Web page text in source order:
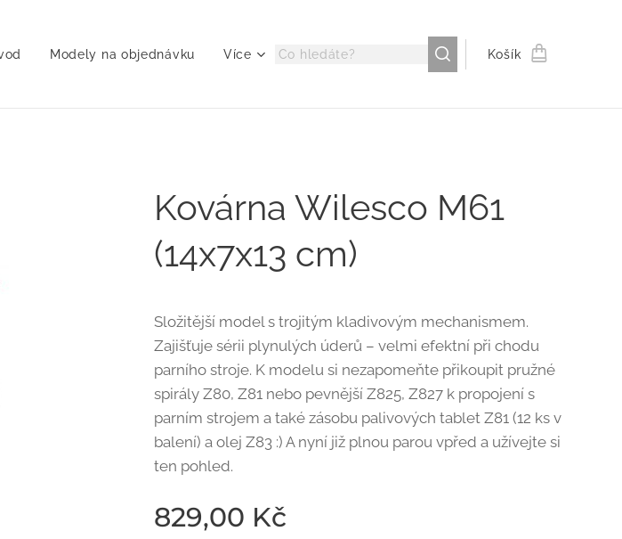
Modely na objednávku Více Košík
Kovárna Wilesco M61
(14x7x13 cm)
Složitější model s trojitým kladivovým mechanismem.
Zajišťuje sérii plynulých úderů – velmi efektní při chodu
parního stroje. K modelu si nezapomeňte přikoupit pružné
spirály Z80, Z81 nebo pevnější Z825, Z827 k propojení s
parním strojem a také zásobu palivových tablet Z81 (12 ks v
balení) a olej Z83 :) A nyní již plnou parou vpřed a užívejte si
ten pohled.
829,00 Kč